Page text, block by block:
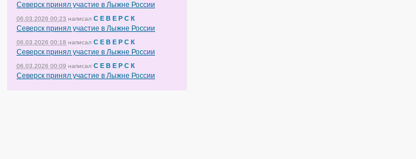
Северск принял участие в Лыжне России
06.03.2026 00:23 написал С Е В Е Р С К
Северск принял участие в Лыжне России
06.03.2026 00:18 написал С Е В Е Р С К
Северск принял участие в Лыжне России
06.03.2026 00:09 написал С Е В Е Р С К
Северск принял участие в Лыжне России